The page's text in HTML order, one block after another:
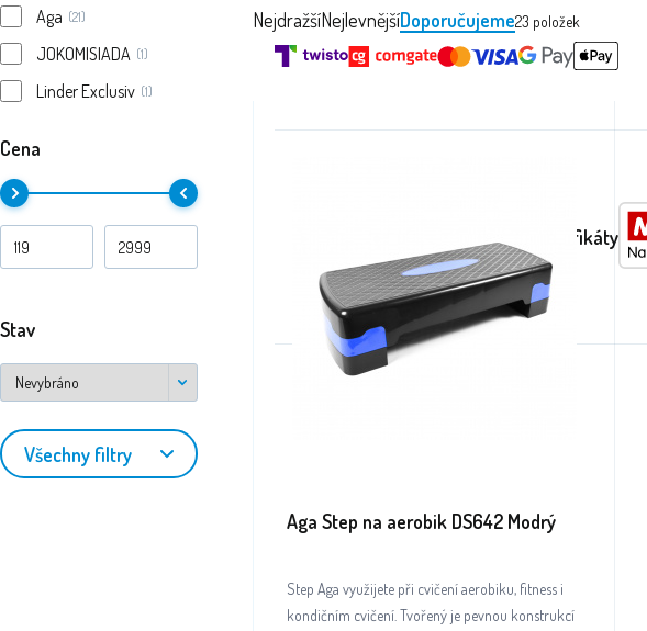
Aga (21)
JOKOMISIADA (1)
Linder Exclusiv (1)
Cena
Stav
Všechny filtry
NejdražšíNejlevnějšíDoporučujeme23 položek
Aga Step na aerobik DS642 Modrý
Step Aga využijete při cvičení aerobiku, fitness i
kondičním cvičení. Tvořený je pevnou konstrukcí
Ocenění a certifikáty